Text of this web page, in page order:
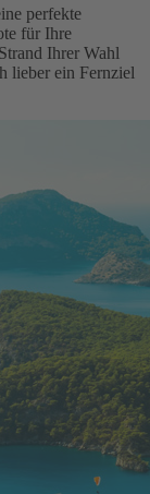
perfekte
für Ihre
Ihrer Wahl
lieber ein Fernziel